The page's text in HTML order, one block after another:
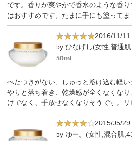
です。香りが爽やかで香水のような香
はおすすめです。たまに手にも塗ってま
2016/11/11
by ひなげし(女性,普通
50ml
べたつきがない、しゅっと溶け込む軽
やりと落ち着き、乾燥感が全くなくな
けでなく、手放せなくなりそうです。リ
2015/05/29
by ゆー。(女性,混合肌